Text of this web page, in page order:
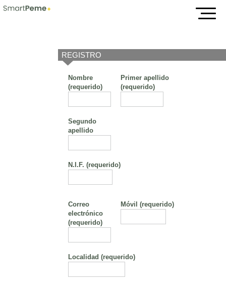
Evento
REGISTRO
Nombre
(requerido)
Primer apellido
(requerido)
Segundo
apellido
N.I.F. (requerido)
Correo
electrónico
(requerido)
Móvil (requerido)
Localidad (requerido)